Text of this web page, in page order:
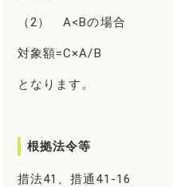
（2） A<Bの場合
対象額=C×A/B
となります。
根拠法令等
措法41、措通41-16